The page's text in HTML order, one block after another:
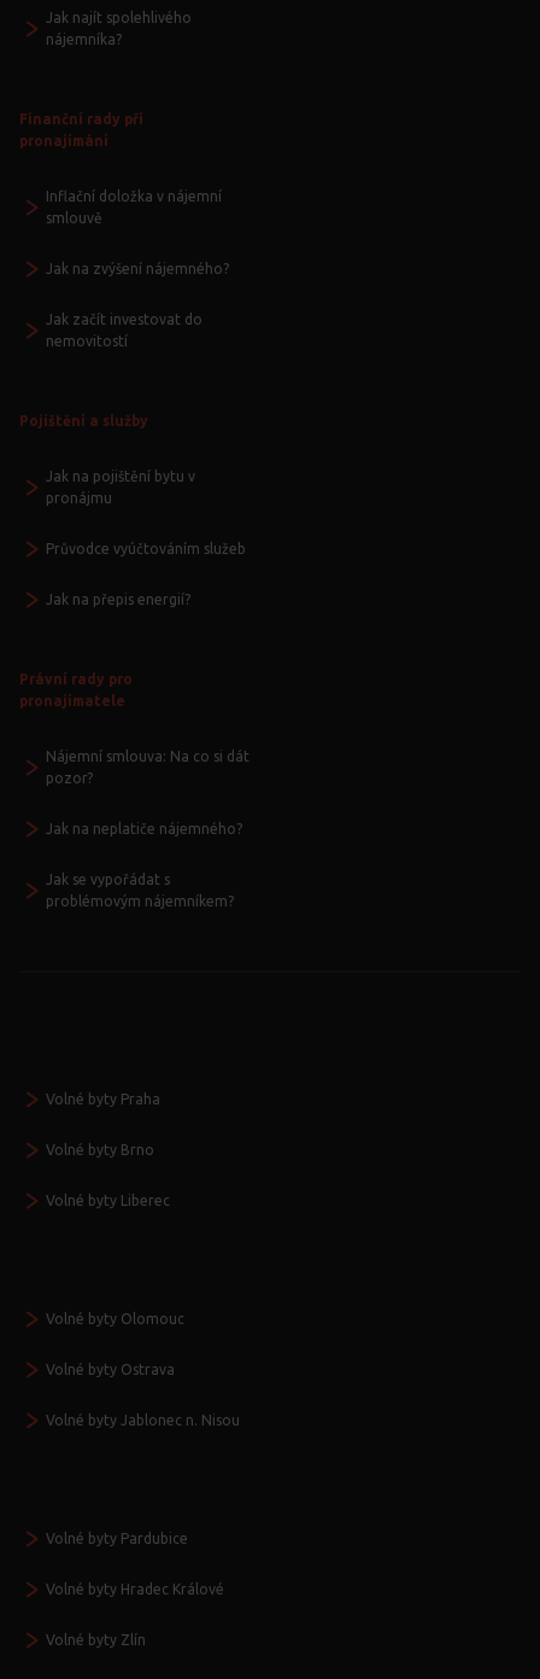
Jak najít spolehlivého
nájemníka?
Finanční rady při
pronajímání
Inflační doložka v nájemní
smlouvě
Jak na zvýšení nájemného?
Jak začít investovat do
nemovitostí
Pojištění a služby
Jak na pojištění bytu v
pronájmu
Průvodce vyúčtováním služeb
Jak na přepis energií?
Právní rady pro
pronajímatele
Nájemní smlouva: Na co si dát
pozor?
Jak na neplatiče nájemného?
Jak se vypořádat s
problémovým nájemníkem?
Volné byty Praha
Volné byty Brno
Volné byty Liberec
Volné byty Olomouc
Volné byty Ostrava
Volné byty Jablonec n. Nisou
Volné byty Pardubice
Volné byty Hradec Králové
Volné byty Zlín